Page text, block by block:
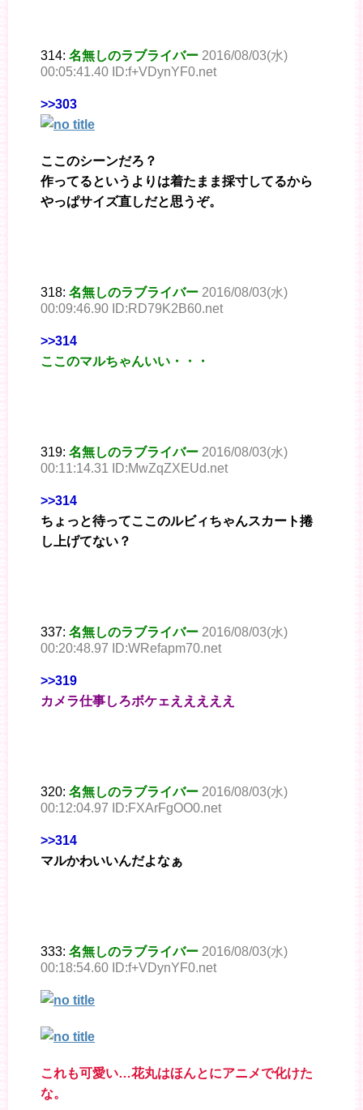
314: 名無しのラブライバー 2016/08/03(水)
00:05:41.40 ID:f+VDynYF0.net
>>303
ここのシーンだろ？
作ってるというよりは着たまま採寸してるから
やっぱサイズ直しだと思うぞ。
318: 名無しのラブライバー 2016/08/03(水)
00:09:46.90 ID:RD79K2B60.net
>>314
ここのマルちゃんいい・・・
319: 名無しのラブライバー 2016/08/03(水)
00:11:14.31 ID:MwZqZXEUd.net
>>314
ちょっと待ってここのルビィちゃんスカート捲
し上げてない？
337: 名無しのラブライバー 2016/08/03(水)
00:20:48.97 ID:WRefapm70.net
>>319
カメラ仕事しろボケェえええええ
320: 名無しのラブライバー 2016/08/03(水)
00:12:04.97 ID:FXArFgOO0.net
>>314
マルかわいいんだよなぁ
333: 名無しのラブライバー 2016/08/03(水)
00:18:54.60 ID:f+VDynYF0.net
これも可愛い…花丸はほんとにアニメで化けた
な。